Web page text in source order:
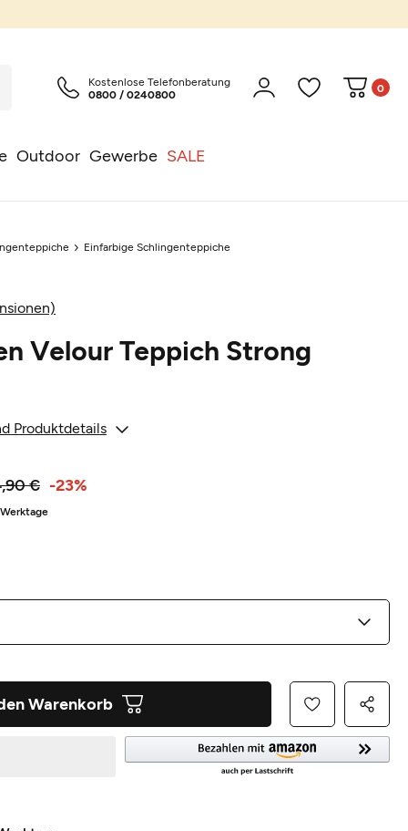
Outdoor Gewerbe SALE
Kostenlose Telefonberatung
0800 / 0240800
0
Einfarbige Schlingenteppiche
Velour Teppich Strong
Produktdetails
€ -23%
Warenkorb